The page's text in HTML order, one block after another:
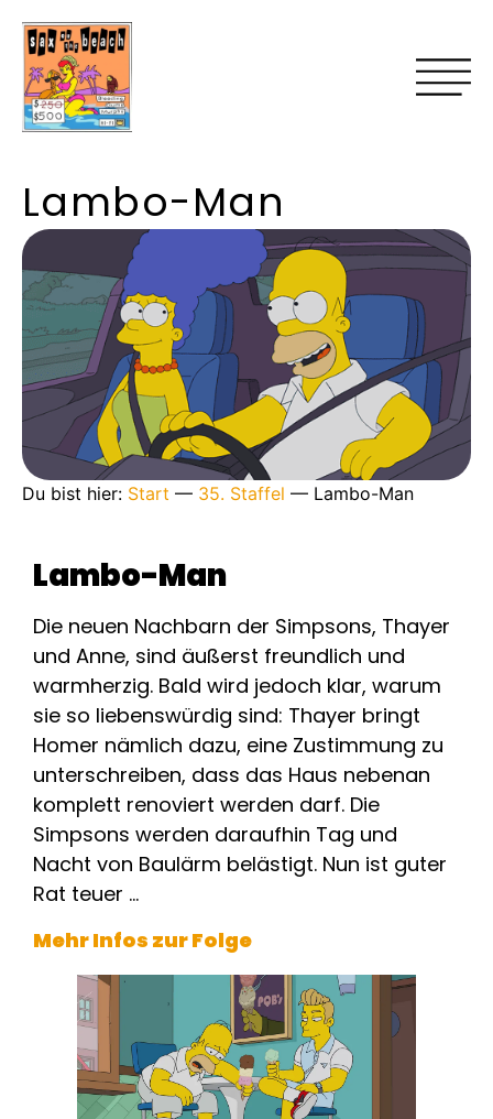
Lambo-Man
Du bist hier: Start — 35. Staffel — Lambo-Man
Lambo-Man
Die neuen Nachbarn der Simpsons, Thayer
und Anne, sind äußerst freundlich und
warmherzig. Bald wird jedoch klar, warum
sie so liebenswürdig sind: Thayer bringt
Homer nämlich dazu, eine Zustimmung zu
unterschreiben, dass das Haus nebenan
komplett renoviert werden darf. Die
Simpsons werden daraufhin Tag und
Nacht von Baulärm belästigt. Nun ist guter
Rat teuer …
Mehr Infos zur Folge